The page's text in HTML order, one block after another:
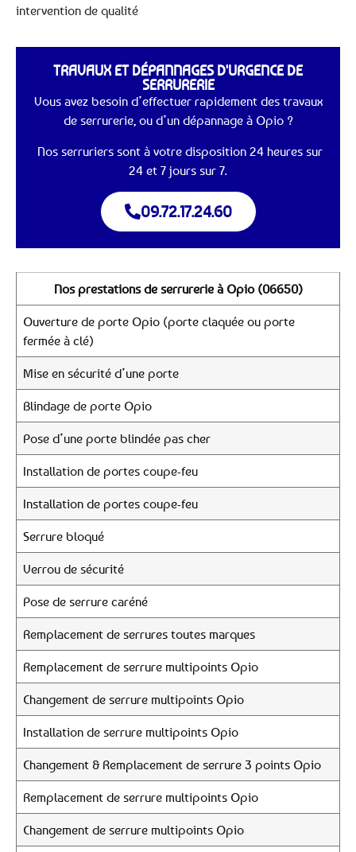
intervention de qualité
TRAVAUX ET DÉPANNAGES D'URGENCE DE
SERRURERIE
Vous avez besoin d’effectuer rapidement des travaux
de serrurerie, ou d’un dépannage à Opio ?
Nos serruriers sont à votre disposition 24 heures sur
24 et 7 jours sur 7.
09.72.17.24.60
Nos prestations de serrurerie à Opio (06650)
Ouverture de porte Opio (porte claquée ou porte
fermée à clé)
Mise en sécurité d’une porte
Blindage de porte Opio
Pose d’une porte blindée pas cher
Installation de portes coupe-feu
Installation de portes coupe-feu
Serrure bloqué
Verrou de sécurité
Pose de serrure caréné
Remplacement de serrures toutes marques
Remplacement de serrure multipoints Opio
Changement de serrure multipoints Opio
Installation de serrure multipoints Opio
Changement & Remplacement de serrure 3 points Opio
Remplacement de serrure multipoints Opio
Changement de serrure multipoints Opio